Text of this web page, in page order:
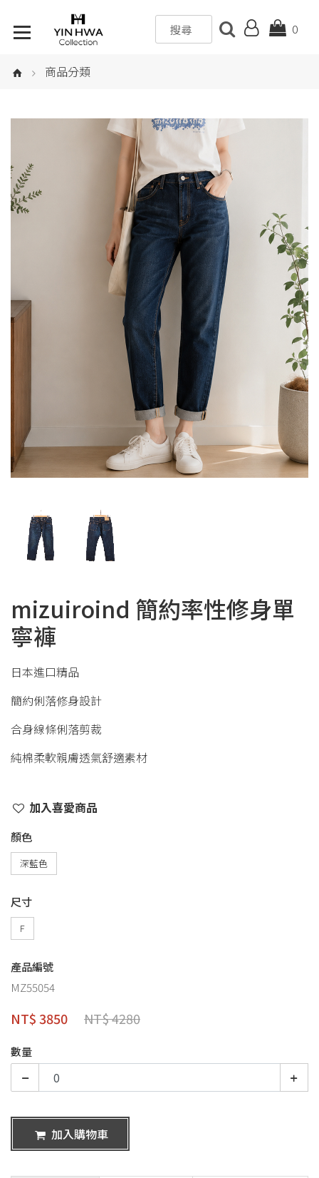
0
商品分類
mizuiroind 簡約率性修身單
寧褲
日本進口精品
簡約俐落修身設計
合身線條俐落剪裁
純棉柔軟親膚透氣舒適素材
加入喜愛商品
顏色
深藍色
尺寸
F
產品編號
MZ55054
NT$ 3850 NT$ 4280
數量
加入購物車